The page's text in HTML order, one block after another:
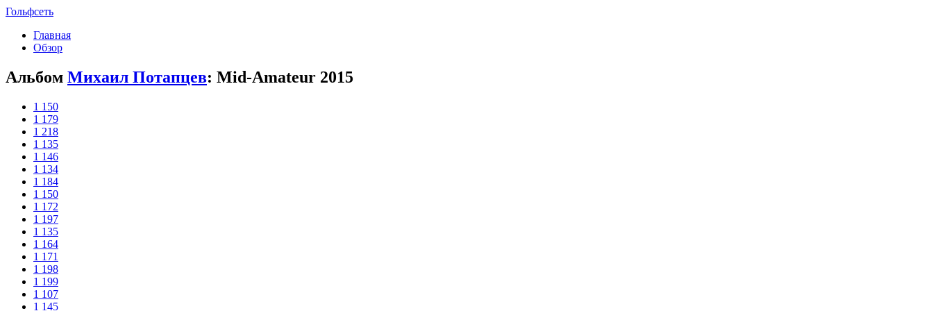
Гольфсеть
Главная
Обзор
Альбом Михаил Потапцев: Mid-Amateu­r 2015
1 150
1 179
1 218
1 135
1 146
1 134
1 184
1 150
1 172
1 197
1 135
1 164
1 171
1 198
1 199
1 107
1 145